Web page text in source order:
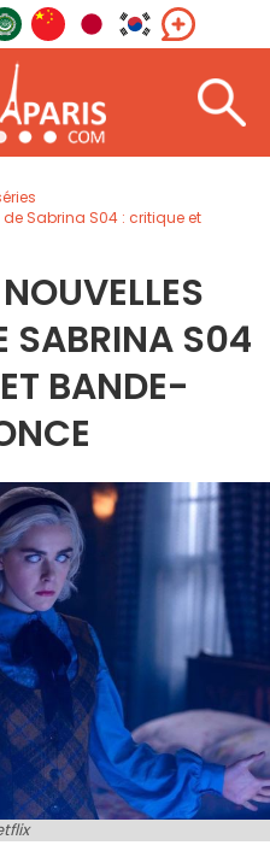
de Sabrina S04 : critique et
SABRINA S04
BANDE-